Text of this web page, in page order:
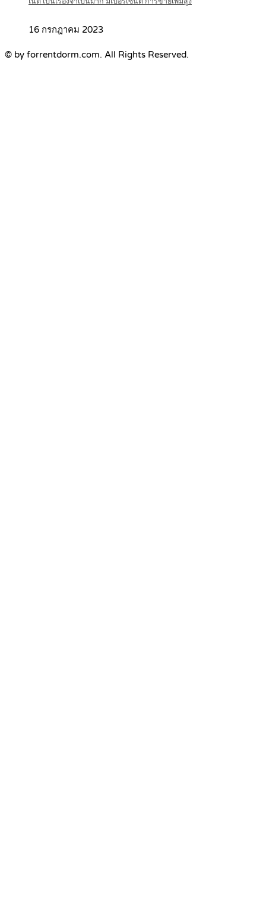
16 กรกฎาคม 2023
© by forrentdorm.com. All Rights Reserved.